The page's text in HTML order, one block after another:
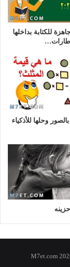
للكتابة بداخلها
وحلها للأذكياء